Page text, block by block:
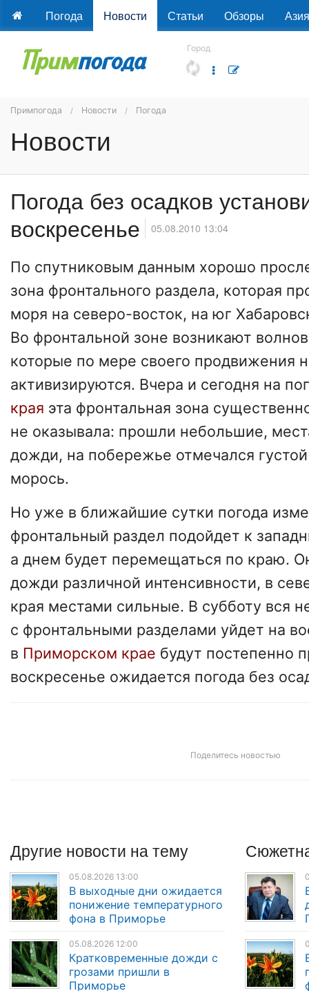
Погода Новости Статьи Обзоры Азия
Город
Примпогода Новости Погода
Новости
Погода без осадков
воскресенье
05.08.2010 13:04
По спутниковым данным хорошо
зона фронтального раздела, которая
моря на северо-восток, на юг
Во фронтальной зоне возникают
которые по мере своего продвижения
активизируются. Вчера и сегодня на
края эта фронтальная зона
не оказывала: прошли небольшие,
дожди, на побережье отмечался
морось.
Но уже в ближайшие сутки погода
фронтальный раздел подойдет к
а днем будет перемещаться по краю.
дожди различной интенсивности, в
края местами сильные. В субботу вся
с фронтальными разделами уйдет на
в Приморском крае будут постепенно
воскресенье ожидается погода без
Поделитесь новостью
Другие новости на тему
05.08.2026 13:00
В выходные дни ожидается
понижение температурного
фона в Приморье
05.08.2026 12:00
Кратковременные дожди с
грозами пришли в
Приморье